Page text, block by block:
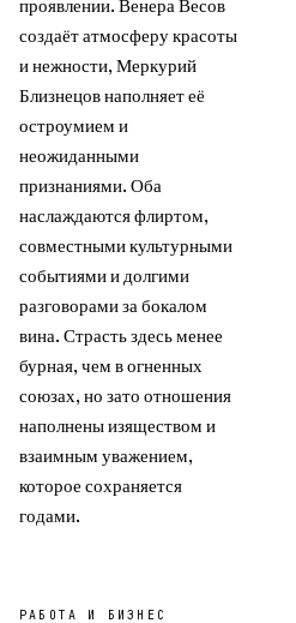
проявлении. Венера Весов
создаёт атмосферу красоты
и нежности, Меркурий
Близнецов наполняет её
остроумием и
неожиданными
признаниями. Оба
наслаждаются флиртом,
совместными культурными
событиями и долгими
разговорами за бокалом
вина. Страсть здесь менее
бурная, чем в огненных
союзах, но зато отношения
наполнены изяществом и
взаимным уважением,
которое сохраняется
годами.
РАБОТА И БИЗНЕС